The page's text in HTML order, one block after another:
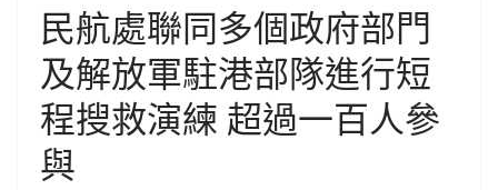
民航處聯同多個政府部門
及解放軍駐港部隊進行短
程搜救演練 超過一百人參
與